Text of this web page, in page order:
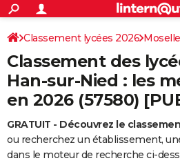
ACTUALITÉS
Politique
Société
Faits Divers
Education
Monde
Villes
+
SPORT
Coupe du monde 2026
Football
Tennis
Cyclisme
Rugby
Forum
Programme TV
TNT
Streaming
Cinéma
Sorties cinéma
Musique
+
FINANCE
Retraite
Impôts
Epargne
Immobilier
Risques naturels par ville
Banque
Assurance
Crédit
AUTO
Essais
Réserver un essai
Citadines
Berlines
SUV
Forum auto
+
HIGH-TECH
S'inscrire
Connexion
Classement lycées 2026 Moselle
Classement des
Han-sur-Nied : les
en 2026 (57580)
GRATUIT - Découvrez le
ou recherchez un établissement,
dans le moteur de recherche ci-